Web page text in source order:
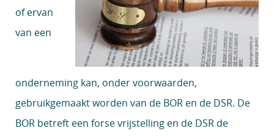
of ervan
van een
onderneming kan, onder voorwaarden,
gebruikgemaakt worden van de BOR en de DSR. De
BOR betreft een forse vrijstelling en de DSR de